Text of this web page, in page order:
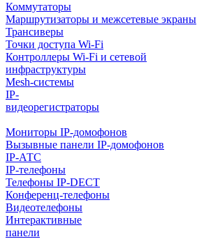
Коммутаторы
Маршрутизаторы и межсетевые экраны
Трансиверы
Точки доступа Wi-Fi
Контроллеры Wi-Fi и сетевой
инфраструктуры
Mesh-системы
IP-
видеорегистраторы
и
Мониторы IP-домофонов
Вызывные панели IP-домофонов
IP-АТС
IP-телефоны
Телефоны IP-DECT
Конференц-телефоны
Видеотелефоны
Интерактивные
панели